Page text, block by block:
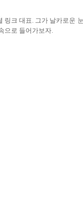
링크 대표. 그가 날카로운
으로 들어가보자.